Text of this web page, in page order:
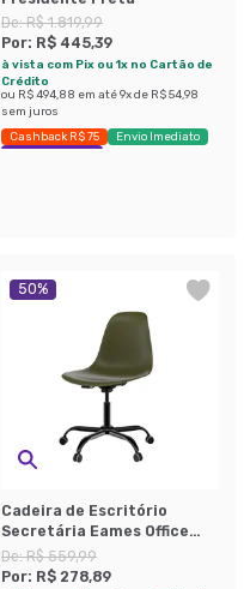
De:R$ 1.819,99
Por: R$ 445,39
à vista com Pix ou 1x no Cartão de
Crédito
ou R$ 494,88 em até9x de R$ 54,98
sem juros
Cashback R$ 75
Envio Imediato
Economize 75%
50%
Cadeira de Escritório
Secretária Eames Office
Musgo e Preta
De:R$ 559,99
Por: R$ 278,89